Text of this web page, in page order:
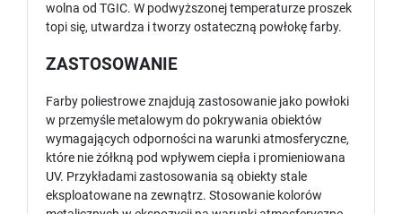
wolna od TGIC. W podwyższonej temperaturze proszek
topi się, utwardza i tworzy ostateczną powłokę farby.
ZASTOSOWANIE
Farby poliestrowe znajdują zastosowanie jako powłoki
w przemyśle metalowym do pokrywania obiektów
wymagających odporności na warunki atmosferyczne,
które nie żółkną pod wpływem ciepła i promieniowana
UV. Przykładami zastosowania są obiekty stale
eksploatowane na zewnątrz. Stosowanie kolorów